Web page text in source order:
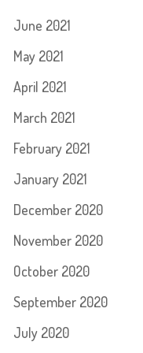
June 2021
May 2021
April 2021
March 2021
February 2021
January 2021
December 2020
November 2020
October 2020
September 2020
July 2020